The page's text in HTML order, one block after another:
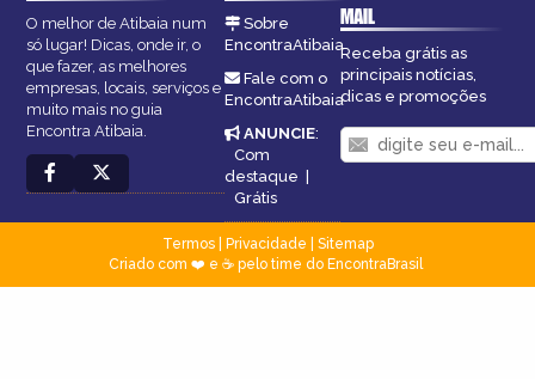
O melhor de Atibaia num
só lugar! Dicas, onde ir, o
que fazer, as melhores
empresas, locais, serviços e
muito mais no guia
Encontra Atibaia.
Sobre
EncontraAtibaia
Fale com o
EncontraAtibaia
ANUNCIE:
Com
destaque |
Grátis
MAIL
Receba grátis as
principais notícias,
dicas e promoções
Termos| Privacidade
Sitemap
Criado com ❤️ e ☕ pelo time do EncontraBrasil